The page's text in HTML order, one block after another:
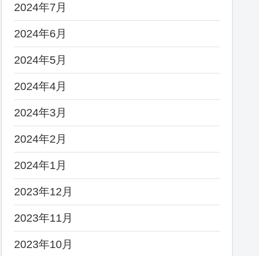
2024年7月
2024年6月
2024年5月
2024年4月
2024年3月
2024年2月
2024年1月
2023年12月
2023年11月
2023年10月